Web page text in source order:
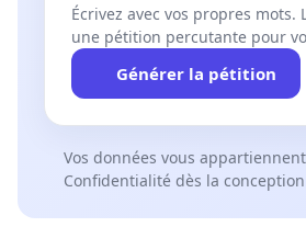
Écrivez avec vos propres mots.
une pétition percutante pour
Générer la pétition
Vos données vous appartiennent
Confidentialité dès la conception